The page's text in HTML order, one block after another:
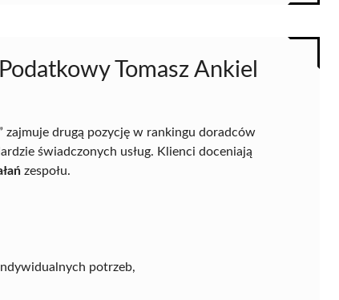
Tomasz Ankiel
zajmuje drugą pozycję w rankingu doradców
świadczonych usług. Klienci doceniają
zespołu.
potrzeb,